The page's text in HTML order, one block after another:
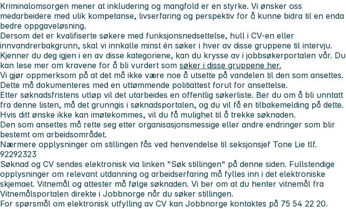
Kriminalomsorgen mener at inkludering og mangfold er en styrke. Vi ønsker oss
medarbeidere med ulik kompetanse, livserfaring og perspektiv for å kunne bidra til en enda
bedre oppgaveløsning.
Dersom det er kvalifiserte søkere med funksjonsnedsettelse, hull i CV-en eller
innvandrerbakgrunn, skal vi innkalle minst én søker i hver av disse gruppene til intervju.
Kjenner du deg igjen i en av disse kategoriene, kan du krysse av i jobbsøkerportalen vår. Du
kan lese mer om kravene for å bli vurdert som søker i disse gruppene her.
Vi gjør oppmerksom på at det må ikke være noe å utsette på vandelen til den som ansettes.
Dette må dokumenteres med en uttømmende politiattest forut for ansettelse.
Etter søknadsfristens utløp vil det utarbeides en offentlig søkerliste. Ber du om å bli unntatt
fra denne listen, må det grunngis i søknadsportalen, og du vil få en tilbakemelding på dette.
Hvis ditt ønske ikke kan imøtekommes, vil du få mulighet til å trekke søknaden.
Den som ansettes må rette seg etter organisasjonsmessige eller andre endringer som blir
bestemt om arbeidsområdet.
Nærmere opplysninger om stillingen fås ved henvendelse til seksjonsjef Tone Lie tlf.
92292323
Søknad og CV sendes elektronisk via linken "Søk stillingen" på denne siden. Fullstendige
opplysninger om relevant utdanning og arbeidserfaring må fylles inn i det elektroniske
skjemaet. Vitnemål og attester må følge søknaden. Vi ber om at du henter vitnemål fra
Vitnemålsportalen direkte i Jobbnorge når du søker stillingen.
For spørsmål om elektronisk utfylling av CV kan Jobbnorge kontaktes på 75 54 22 20.